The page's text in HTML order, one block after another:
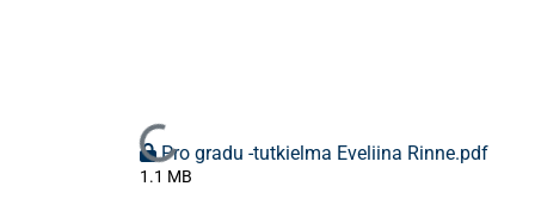
Ladataan...
Pro gradu -tutkielma Eveliina Rinne.pdf
1.1 MB